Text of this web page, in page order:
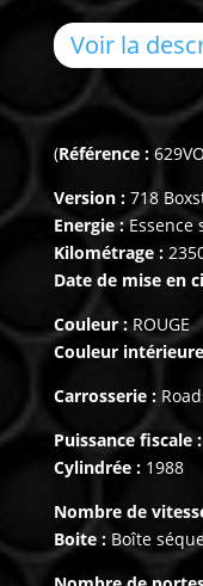
Voir la
(Référence :
Version :718
Energie :Essence
Kilométrage :
Date de mise en
Couleur :ROUGE
Couleur
Carrosserie :
Puissance fiscale :
Cylindrée :1988
Nombre de
Boite :Boîte